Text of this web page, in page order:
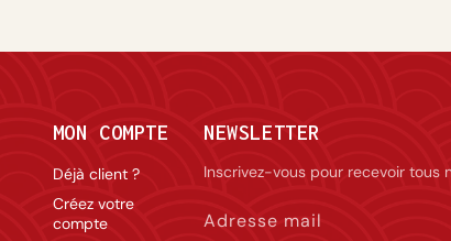
MON COMPTE
Déjà client ?
Créez votre
compte
NEWSLETTER
Inscrivez-vous pour recevoir tous
Adresse mail